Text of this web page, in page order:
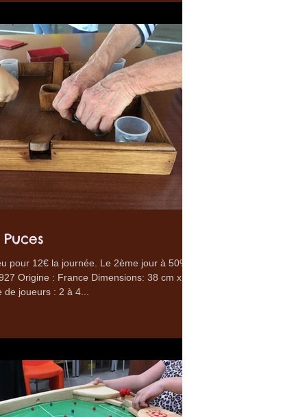
pour 12€ la journée. Le 2ème jour à 50%.
Origine : France Dimensions: 38 cm x 38
joueurs : 2 à 4...